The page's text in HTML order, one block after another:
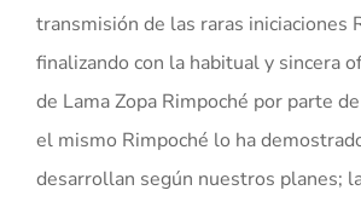
transmisión de las raras iniciaciones
finalizando con la habitual y sincera
de Lama Zopa Rimpoché por parte
el mismo Rimpoché lo ha
desarrollan según nuestros planes;